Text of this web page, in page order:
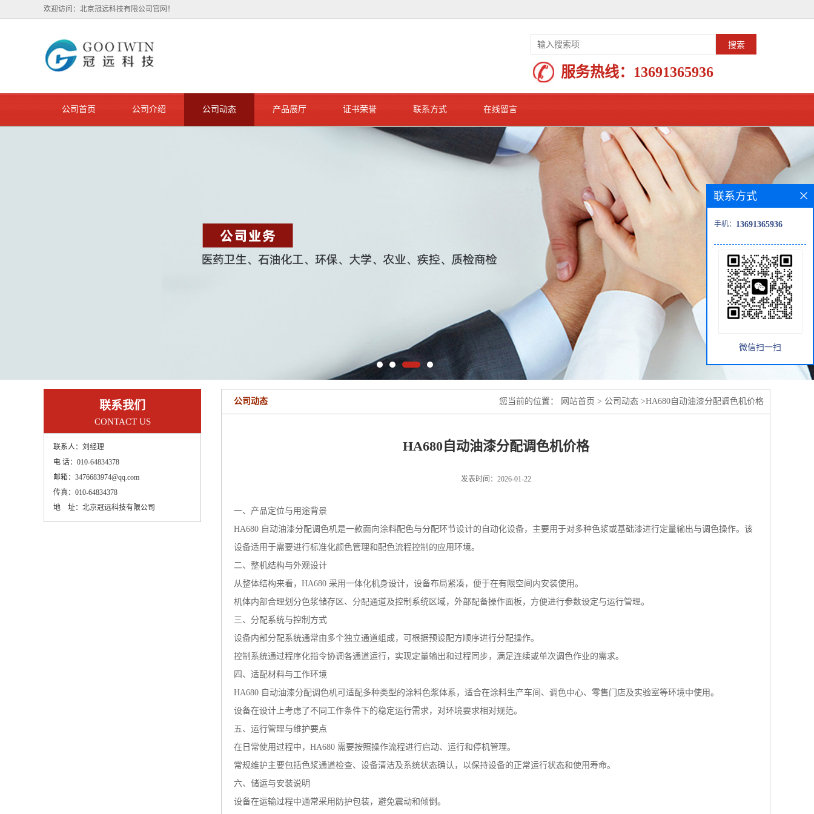
欢迎访问：北京冠远科技有限公司官网！
服务热线： 13691365936
公司首页 公司介绍 公司动态 产品展厅 证书荣誉 联系方式 在线留言
联系我们
CONTACT US
联系人： 刘经理
电 话： 010-64834378
邮箱： 3476683974@qq.com
传真： 010-64834378
地 址： 北京冠远科技有限公司
公司动态 您当前的位置： 网站首页 > 公司动态 >HA680自动油漆分配调色机价格
HA680自动油漆分配调色机价格
发表时间：2026-01-22
一、产品定位与用途背景
HA680 自动油漆分配调色机是一款面向涂料配色与分配环节设计的自动化设备，主要用于对多种色浆或基础漆进行定量输出与调色操作。该
设备适用于需要进行标准化颜色管理和配色流程控制的应用环境。
二、整机结构与外观设计
从整体结构来看，HA680 采用一体化机身设计，设备布局紧凑，便于在有限空间内安装使用。
机体内部合理划分色浆储存区、分配通道及控制系统区域，外部配备操作面板，方便进行参数设定与运行管理。
三、分配系统与控制方式
设备内部分配系统通常由多个独立通道组成，可根据预设配方顺序进行分配操作。
控制系统通过程序化指令协调各通道运行，实现定量输出和过程同步，满足连续或单次调色作业的需求。
四、适配材料与工作环境
HA680 自动油漆分配调色机可适配多种类型的涂料色浆体系，适合在涂料生产车间、调色中心、零售门店及实验室等环境中使用。
设备在设计上考虑了不同工作条件下的稳定运行需求，对环境要求相对规范。
五、运行管理与维护要点
在日常使用过程中，HA680 需要按照操作流程进行启动、运行和停机管理。
常规维护主要包括色浆通道检查、设备清洁及系统状态确认，以保持设备的正常运行状态和使用寿命。
六、储运与安装说明
设备在运输过程中通常采用防护包装，避免震动和倾倒。
联系方式
手机： 13691365936
微信扫一扫